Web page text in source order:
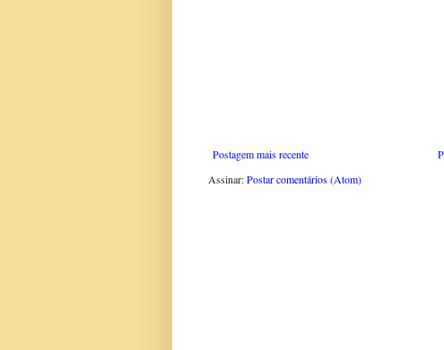
Postagem mais recente
Assinar:Postar comentários (Atom)